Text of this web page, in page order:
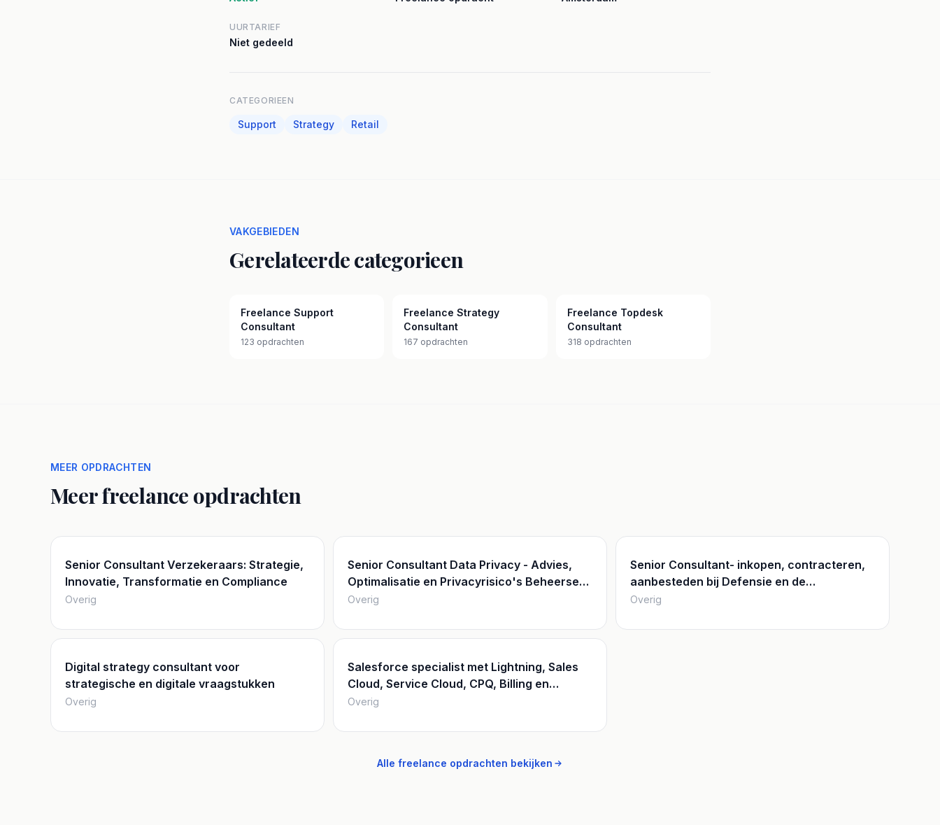
UURTARIEF
Niet gedeeld
CATEGORIEEN
Support Strategy Retail
VAKGEBIEDEN
Gerelateerde categorieen
Freelance Support
Consultant
123 opdrachten
Freelance Strategy
Consultant
167 opdrachten
Freelance Topdesk
Consultant
318 opdrachten
MEER OPDRACHTEN
Meer freelance opdrachten
Senior Consultant Verzekeraars: Strategie,
Innovatie, Transformatie en Compliance
Overig
Senior Consultant Data Privacy - Advies,
Optimalisatie en Privacyrisico's Beheersen
bij Internationale Klanten
Overig
Senior Consultant- inkopen, contracteren,
aanbesteden bij Defensie en de
Rijksoverheid
Overig
Digital strategy consultant voor
strategische en digitale vraagstukken
Overig
Salesforce specialist met Lightning, Sales
Cloud, Service Cloud, CPQ, Billing en
Experience Cloud ervaring
Overig
Alle freelance opdrachten bekijken